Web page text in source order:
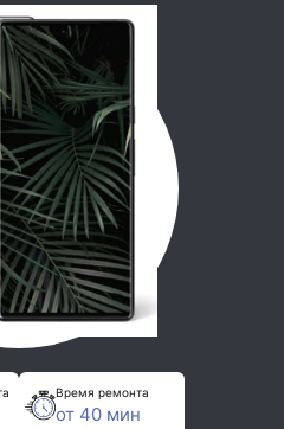
Время ремонта
от 40 мин